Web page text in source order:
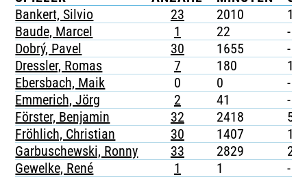
Bankert, Silvio
23 2010
1
Baude, Marcel
1 22
-
Dobrý, Pavel
30 1655
-
Dressler, Romas
7 180
1
Ebersbach, Maik
0 0
-
Emmerich, Jörg
2 41
-
Förster, Benjamin
32 2418
5
Fröhlich, Christian
30 1407
1
Garbuschewski, Ronny
33 2829
2
Gewelke, René
1 1
-